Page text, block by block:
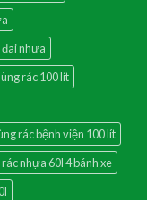
nhựa
rác 100 lít
rác bệnh viện 100 lít
nhựa 60l 4 bánh xe